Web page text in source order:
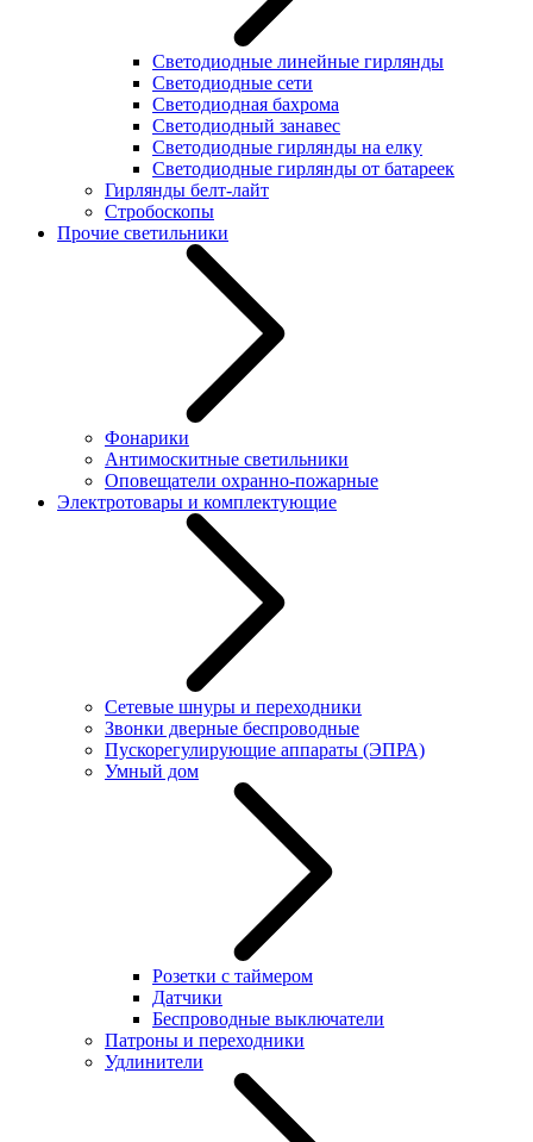
Светодиодные линейные гирлянды
Светодиодные сети
Светодиодная бахрома
Светодиодный занавес
Светодиодные гирлянды на елку
Светодиодные гирлянды от батареек
Гирлянды белт-лайт
Стробоскопы
Прочие светильники
Фонарики
Антимоскитные светильники
Оповещатели охранно-пожарные
Электротовары и комплектующие
Сетевые шнуры и переходники
Звонки дверные беспроводные
Пускорегулирующие аппараты (ЭПРА)
Умный дом
Розетки с таймером
Датчики
Беспроводные выключатели
Патроны и переходники
Удлинители